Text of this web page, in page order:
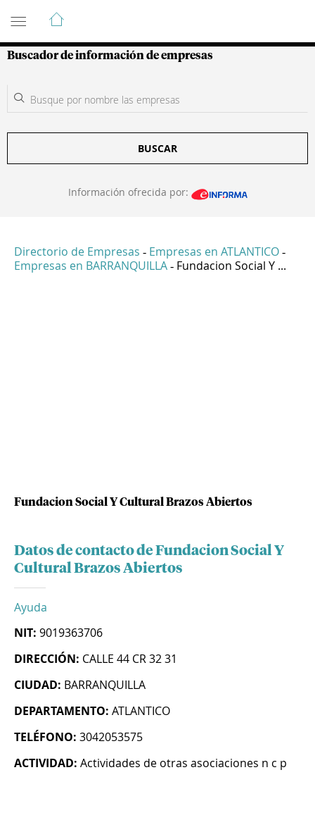
Guía de Empresas Colombianas
Buscador de información de empresas
BUSCAR
Información ofrecida por:
Directorio de Empresas - Empresas en ATLANTICO -
Empresas en BARRANQUILLA - Fundacion Social Y ...
Fundacion Social Y Cultural Brazos Abiertos
Datos de contacto de Fundacion Social Y
Cultural Brazos Abiertos
Ayuda
NIT: 9019363706
DIRECCIÓN: CALLE 44 CR 32 31
CIUDAD: BARRANQUILLA
DEPARTAMENTO: ATLANTICO
TELÉFONO: 3042053575
ACTIVIDAD: Actividades de otras asociaciones n c p